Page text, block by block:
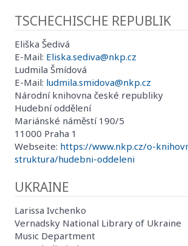
TSCHECHISCHE REPUBLIK
Eliška Šedivá
E-Mail: Eliska.sediva@nkp.cz
Ludmila Šmídová
E-Mail: ludmila.smidova@nkp.cz
Národní knihovna české republiky
Hudební oddělení
Mariánské náměstí 190/5
11000 Praha 1
Webseite: https://www.nkp.cz/o-
struktura/hudebni-oddeleni
UKRAINE
Larissa Ivchenko
Vernadsky National Library of Ukraine
Music Department